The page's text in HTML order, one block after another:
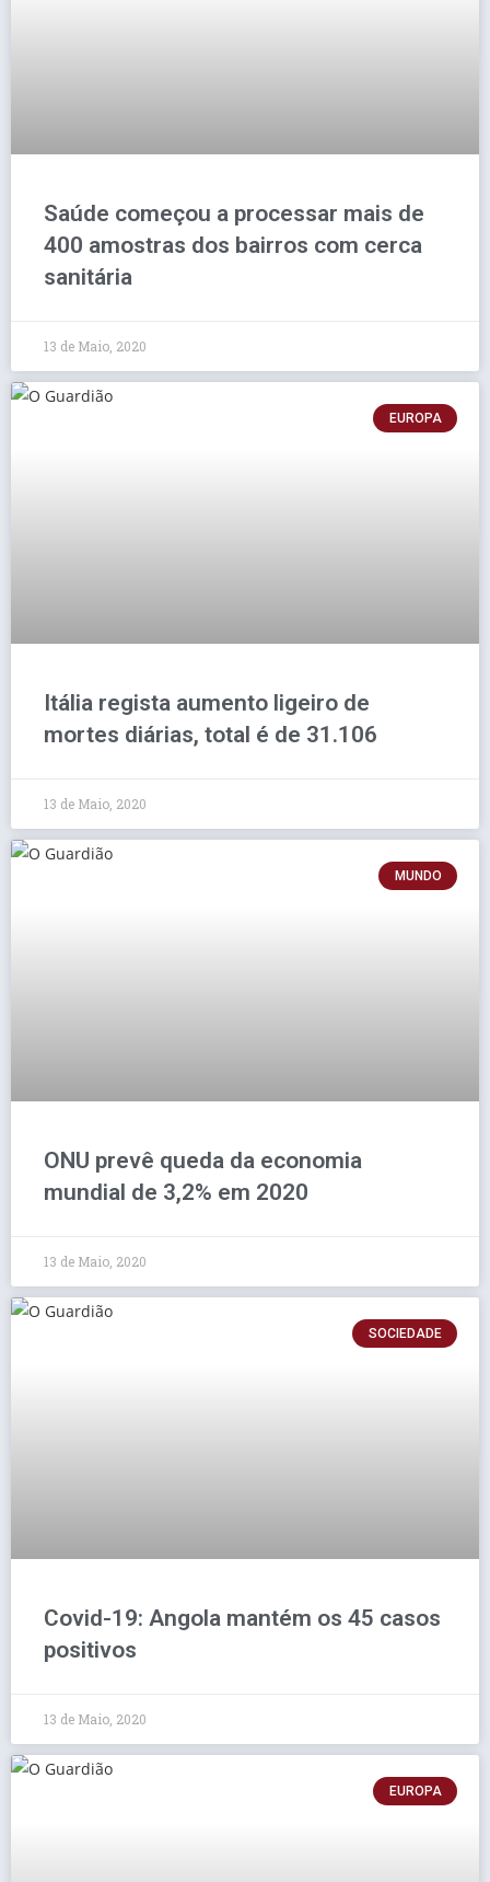
Saúde começou a processar mais de
400 amostras dos bairros com cerca
sanitária
13 de Maio, 2020
EUROPA
Itália regista aumento ligeiro de
mortes diárias, total é de 31.106
13 de Maio, 2020
MUNDO
ONU prevê queda da economia
mundial de 3,2% em 2020
13 de Maio, 2020
SOCIEDADE
Covid-19: Angola mantém os 45 casos
positivos
13 de Maio, 2020
EUROPA